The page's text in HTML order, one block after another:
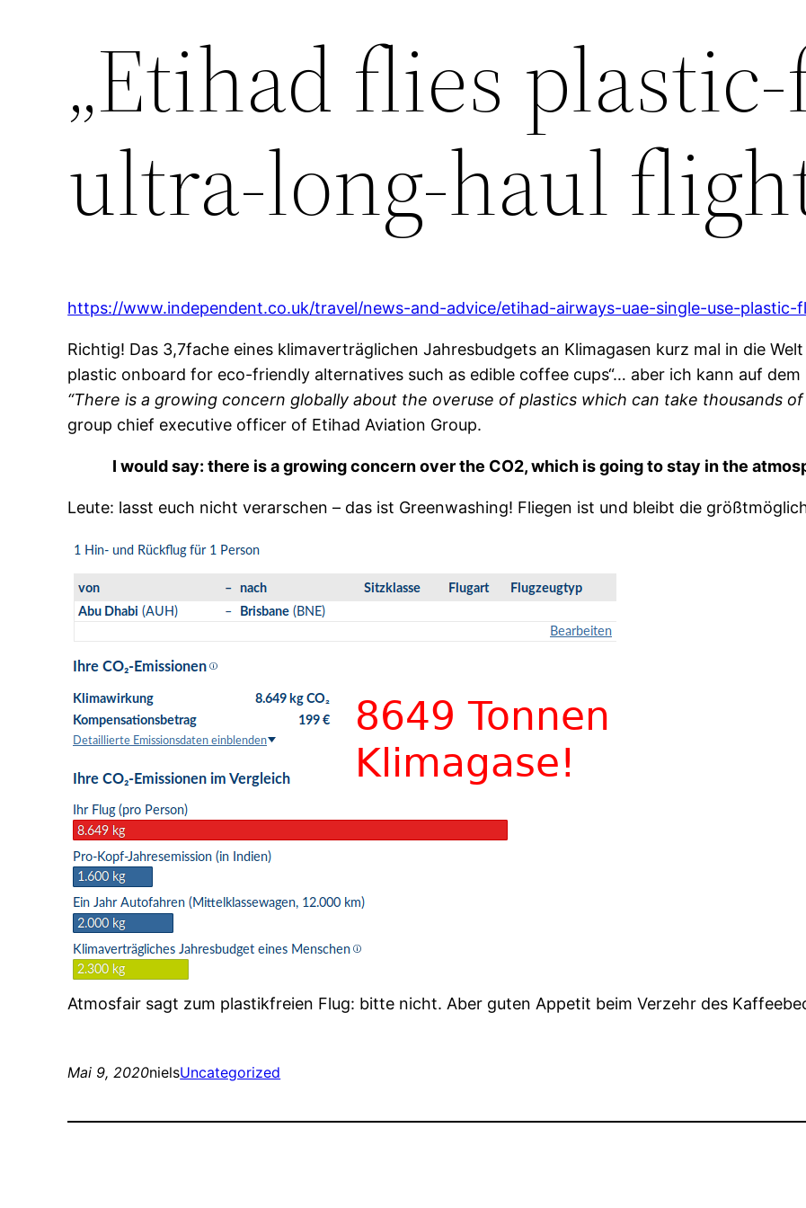
„Etihad flies
ultra-long-haul
https://www.independent.co.uk/travel/news-and-advice/etihad-airways-uae-single-use-
Richtig! Das 3,7fache eines klimaverträglichen Jahresbudgets an Klimagasen kurz mal in die
plastic onboard for eco-friendly alternatives such as edible coffee cups“… aber ich kann auf dem
“There is a growing concern globally about the overuse of plastics which can take thousands
group chief executive officer of Etihad Aviation Group.
I would say: there is a growing concern over the CO2, which is going to stay in the
Leute: lasst euch nicht verarschen – das ist Greenwashing! Fliegen ist und bleibt die
Atmosfair sagt zum plastikfreien Flug: bitte nicht. Aber guten Appetit beim Verzehr des
Mai 9, 2020nielsUncategorized